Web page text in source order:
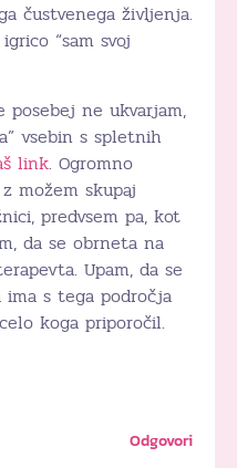
čustvenega življenja.
“sam svoj
posebej ne ukvarjam,
vsebin s spletnih
link. Ogromno
možem skupaj
predvsem pa, kot
da se obrneta na
Upam, da se
s tega področja
koga priporočil.
Odgovori